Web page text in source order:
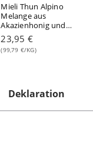
Mieli Thun Alpino
Melange aus
Akazienhonig und
Latschenkieferöl mit
Kieferknospe in
Spenderflasche 240
23,95 €
(99,79 €/KG)
Deklaration